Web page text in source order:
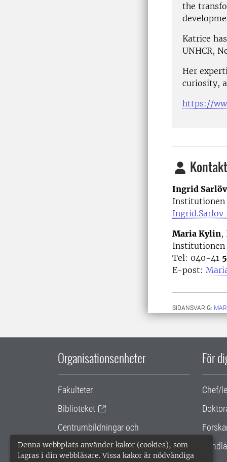
Denna webbplats använder kakor (cookies), som
lagras i din webbläsare. Vissa kakor är nödvändiga
the
Katrice
UNHCR,
Her
curiosity,
https://
Ingrid
Institutionen
Maria Kylin,
Institutionen
Tel: 040-41
E-post:
SIDANSVARIG:
Organisationsenheter
Fakulteter
Biblioteket
Centrumbildningar och
samarbetsprojekt
Gemensamma verksamhetsstödet
För
Chef/